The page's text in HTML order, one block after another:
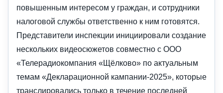
повышенным интересом у граждан, и сотрудники
налоговой службы ответственно к ним готовятся.
Представители инспекции инициировали создание
нескольких видеосюжетов совместно с ООО
«Телерадиокомпания «Щёлково» по актуальным
темам «Декларационной кампании-2025», которые
транслировались только в течение последней